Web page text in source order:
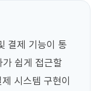
결제 기능이 통
쉽게 접근할
시스템 구현이